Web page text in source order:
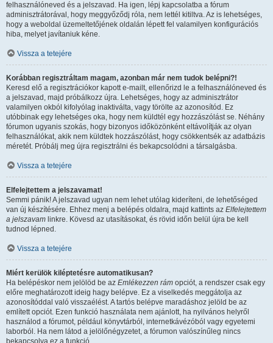
felhasználóneved és a jelszavad. Ha igen, lépj kapcsolatba a fórum
adminisztrátorával, hogy meggyőződj róla, nem lettél kitiltva. Az is lehetséges,
hogy a weboldal üzemeltetőjének oldalán lépett fel valamilyen konfigurációs
hiba, melyet javítaniuk kéne.
Vissza a tetejére
Korábban regisztráltam magam, azonban már nem tudok belépni?!
Keresd elő a regisztrációkor kapott e-mailt, ellenőrizd le a felhasználóneved és
a jelszavad, majd próbálkozz újra. Lehetséges, hogy az adminisztrátor
valamilyen okból kifolyólag inaktiválta, vagy törölte az azonosítód. Ez
utóbbinak egy lehetséges oka, hogy nem küldtél egy hozzászólást se. Néhány
fórumon ugyanis szokás, hogy bizonyos időközönként eltávolítják az olyan
felhasználókat, akik nem küldtek hozzászólást, hogy csökkentsék az adatbázis
méretét. Próbálj meg újra regisztrálni és bekapcsolódni a társalgásba.
Vissza a tetejére
Elfelejtettem a jelszavamat!
Semmi pánik! A jelszavad ugyan nem lehet utólag kideríteni, de lehetőséged
van új készítésére. Ehhez menj a belépés oldalra, majd kattints az Elfelejtettem
a jelszavam linkre. Kövesd az utasításokat, és rövid időn belül újra be kell
tudnod lépned.
Vissza a tetejére
Miért kerülök kiléptetésre automatikusan?
Ha belépéskor nem jelölöd be az Emlékezzen rám opciót, a rendszer csak egy
előre meghatározott ideig hagy belépve. Ez a viselkedés meggátolja az
azonosítóddal való visszaélést. A tartós belépve maradáshoz jelöld be az
említett opciót. Ezen funkció használata nem ajánlott, ha nyilvános helyről
használod a fórumot, például könyvtárból, internetkávézóból vagy egyetemi
laborból. Ha nem látod a jelölőnégyzetet, a fórumon valószínűleg nincs
bekapcsolva ez a funkció.